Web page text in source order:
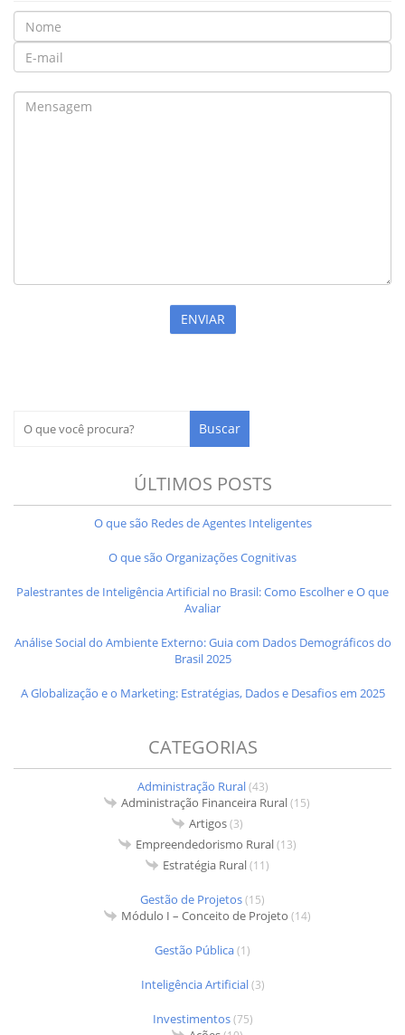
ÚLTIMOS POSTS
O que são Redes de Agentes Inteligentes
O que são Organizações Cognitivas
Palestrantes de Inteligência Artificial no Brasil: Como Escolher e O que
Avaliar
Análise Social do Ambiente Externo: Guia com Dados Demográficos do
Brasil 2025
A Globalização e o Marketing: Estratégias, Dados e Desafios em 2025
CATEGORIAS
Administração Rural(43)
Administração Financeira Rural(15)
Artigos(3)
Empreendedorismo Rural(13)
Estratégia Rural(11)
Gestão de Projetos(15)
Módulo I – Conceito de Projeto (14)
Gestão Pública(1)
Inteligência Artificial(3)
Investimentos(75)